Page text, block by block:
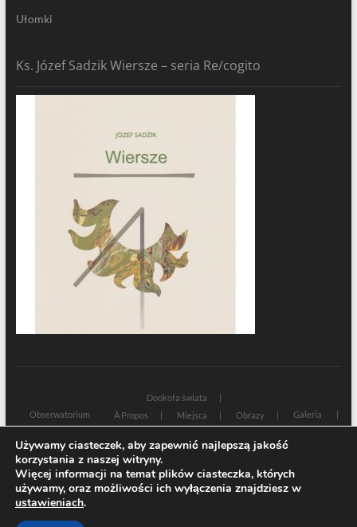
Ułomki
Ks. Józef Sadzik Wiersze – seria Re/cogito
Dookoła świata
Obserwatorium
À Propos Miejsca Obrazy
Galeria
Sacrum profanum
Zamyślenia
Teksty
Rozmowy Świadectwa Na marginesie
| Designed by:Theme Freesia
Używamy ciasteczek, aby zapewnić najlepszą jakość
korzystania z naszej witryny.
Więcej informacji na temat plików ciasteczka, których
używamy, oraz możliwości ich wyłączenia znajdziesz w
ustawieniach.